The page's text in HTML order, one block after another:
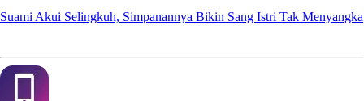
Suami Akui Selingkuh, Simpanannya Bikin Sang Istri Tak Menyangka